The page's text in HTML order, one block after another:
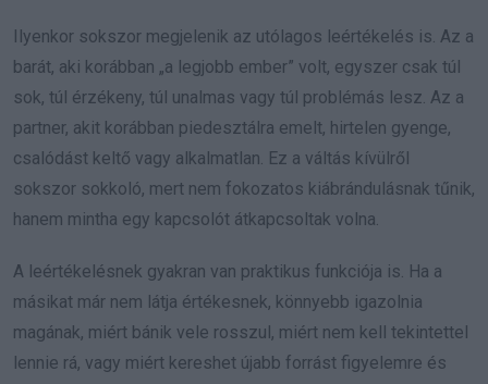
Ilyenkor sokszor megjelenik az utólagos leértékelés is. Az a
barát, aki korábban „a legjobb ember” volt, egyszer csak túl
sok, túl érzékeny, túl unalmas vagy túl problémás lesz. Az a
partner, akit korábban piedesztálra emelt, hirtelen gyenge,
csalódást keltő vagy alkalmatlan. Ez a váltás kívülről
sokszor sokkoló, mert nem fokozatos kiábrándulásnak tűnik,
hanem mintha egy kapcsolót átkapcsoltak volna.
A leértékelésnek gyakran van praktikus funkciója is. Ha a
másikat már nem látja értékesnek, könnyebb igazolnia
magának, miért bánik vele rosszul, miért nem kell tekintettel
lennie rá, vagy miért kereshet újabb forrást figyelemre és